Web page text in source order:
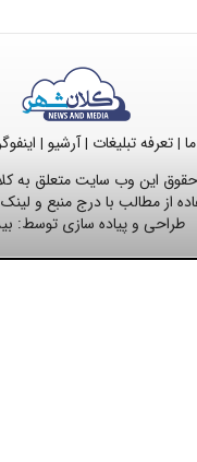
|تعرفه تبلیغات |آرشیو |
این وب سایت متعلق به
از مطالب با درج منبع و
طراحی و پیاده سازی توسط: